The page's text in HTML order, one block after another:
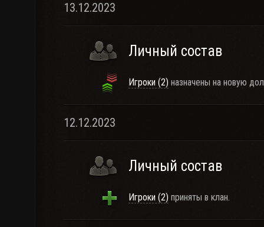
13.12.2023
Личный состав
Игроки (2) назначены на новую
12.12.2023
Личный состав
Игроки (2) приняты в клан.